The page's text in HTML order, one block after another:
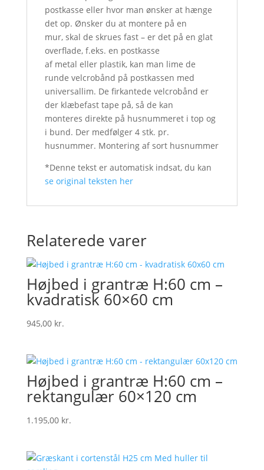
postkasse eller hvor man ønsker at hænge
det op. Ønsker du at montere på en
mur, skal de skrues fast – er det på en glat
overflade, f.eks. en postkasse
af metal eller plastik, kan man lime de
runde velcrobånd på postkassen med
universallim. De firkantede velcrobånd er
der klæbefast tape på, så de kan
monteres direkte på husnummeret i top og
i bund. Der medfølger 4 stk. pr.
husnummer. Montering af sort husnummer
*Denne tekst er automatisk indsat, du kan
se original teksten her
Relaterede varer
Højbed i grantræ H:60 cm –
kvadratisk 60×60 cm
945,00 kr.
Højbed i grantræ H:60 cm –
rektangulær 60×120 cm
1.195,00 kr.